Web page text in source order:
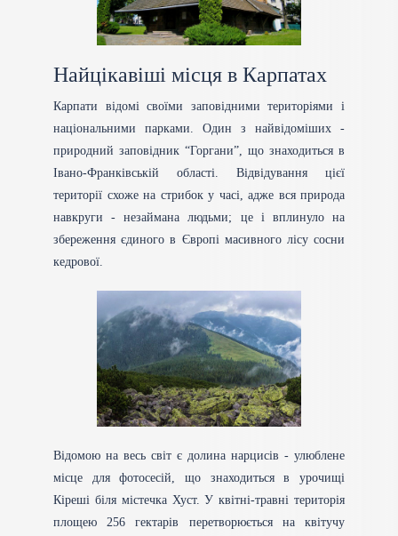
Найцікавіші місця в Карпатах
Карпати відомі своїми заповідними територіями і
національними парками. Один з найвідоміших -
природний заповідник “Горгани”, що знаходиться в
Івано-Франківській області. Відвідування цієї
території схоже на стрибок у часі, адже вся природа
навкруги - незаймана людьми; це і вплинуло на
збереження єдиного в Європі масивного лісу сосни
кедрової.
Відомою на весь світ є долина нарцисів - улюблене
місце для фотосесій, що знаходиться в урочищі
Кіреші біля містечка Хуст. У квітні-травні територія
площею 256 гектарів перетворюється на квітучу